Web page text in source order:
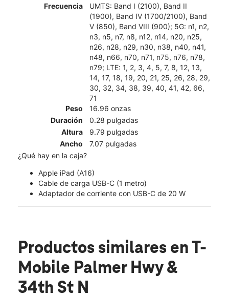
Frecuencia
UMTS: Band I (2100), Band II
(1900), Band IV (1700/2100), Band
V (850), Band VIII (900); 5G: n1, n2,
n3, n5, n7, n8, n12, n14, n20, n25,
n26, n28, n29, n30, n38, n40, n41,
n48, n66, n70, n71, n75, n76, n78,
n79; LTE: 1, 2, 3, 4, 5, 7, 8, 12, 13,
14, 17, 18, 19, 20, 21, 25, 26, 28, 29,
30, 32, 34, 38, 39, 40, 41, 42, 66,
71
Peso
16.96 onzas
Duración
0.28 pulgadas
Altura
9.79 pulgadas
Ancho
7.07 pulgadas
¿Qué hay en la caja?
Apple iPad (A16)
Cable de carga USB-C (1 metro)
Adaptador de corriente con USB-C de 20 W
Productos similares en T-
Mobile Palmer Hwy &
34th St N